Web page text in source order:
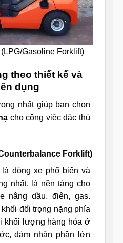
Gasoline Forklift)
theo thiết kế và
dụng
nhất giúp bạn chọn
cho công việc đặc thù
Forklift)
là dòng xe phổ biến và
nhất, là nền tảng cho
nâng dầu, điện, gas.
đối trọng nặng phía
khối lượng hàng hóa ở
đảm nhận phần lớn